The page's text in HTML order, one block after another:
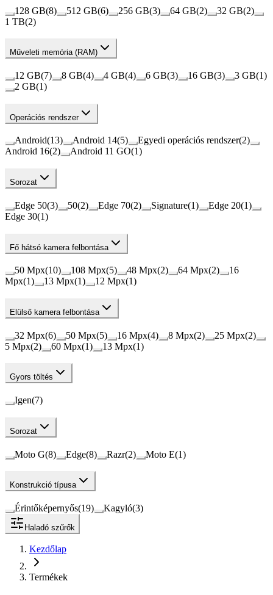
128 GB(8) 512 GB(6) 256 GB(3) 64 GB(2) 32 GB(2)
1 TB(2)
Műveleti memória (RAM)
12 GB(7) 8 GB(4) 4 GB(4) 6 GB(3) 16 GB(3) 3 GB(1)
2 GB(1)
Operációs rendszer
Android(13) Android 14(5) Egyedi operációs rendszer(2)
Android 16(2) Android 11 GO(1)
Sorozat
Edge 50(3) 50(2) Edge 70(2) Signature(1) Edge 20(1)
Edge 30(1)
Fő hátsó kamera felbontása
50 Mpx(10) 108 Mpx(5) 48 Mpx(2) 64 Mpx(2)
16
Mpx(1) 13 Mpx(1) 12 Mpx(1)
Elülső kamera felbontása
32 Mpx(6) 50 Mpx(5) 16 Mpx(4) 8 Mpx(2) 25 Mpx(2)
5 Mpx(2) 60 Mpx(1) 13 Mpx(1)
Gyors töltés
Igen(7)
Sorozat
Moto G(8) Edge(8) Razr(2) Moto E(1)
Konstrukció típusa
Érintőképernyős(19) Kagyló(3)
Haladó szűrők
Kezdőlap
Termékek